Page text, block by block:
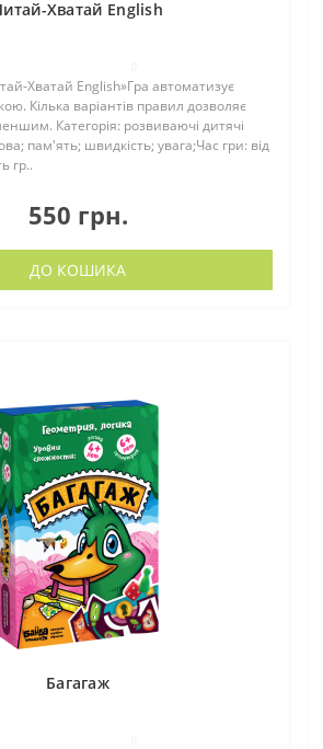
Хватай English
Хватай English»Гра автоматизує
Кілька варіантів правил дозволяє
Категорія: розвиваючі дитячі
пам'ять; швидкість; увага;Час гри: від
гр..
550 грн.
ДО КОШИКА
Багагаж